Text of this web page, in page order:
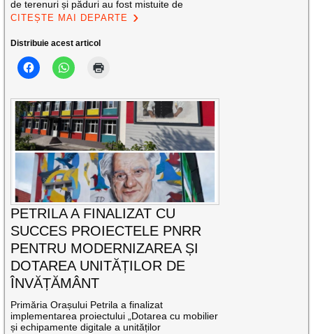
de terenuri și păduri au fost mistuite de
CITEȘTE MAI DEPARTE
Distribuie acest articol
PETRILA A FINALIZAT CU
SUCCES PROIECTELE PNRR
PENTRU MODERNIZAREA ȘI
DOTAREA UNITĂȚILOR DE
ÎNVĂȚĂMÂNT
Primăria Orașului Petrila a finalizat
implementarea proiectului „Dotarea cu mobilier
și echipamente digitale a unităților